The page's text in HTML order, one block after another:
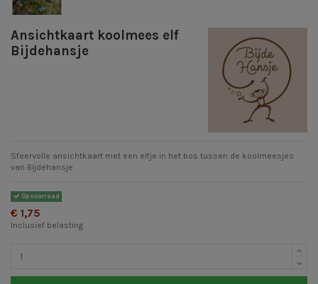
Ansichtkaart koolmees elf
Bijdehansje
Sfeervolle ansichtkaart met een elfje in het bos tussen de koolmeesjes
van Bijdehansje
Op voorraad
€ 1,75
Inclusief belasting